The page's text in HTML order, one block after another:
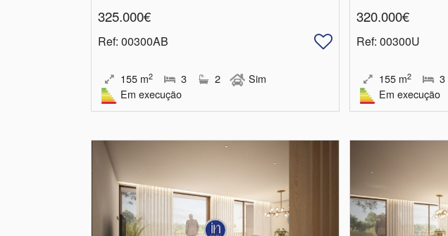
325.000€
Ref: 00300AB
155 m2 3 2
Sim
Em execução
320.000€
Ref: 00300U
155 m2 3
Em execução